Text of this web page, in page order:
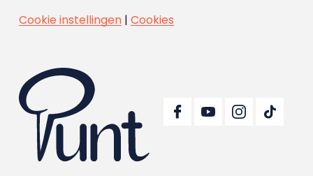
Cookie instellingen| Cookies